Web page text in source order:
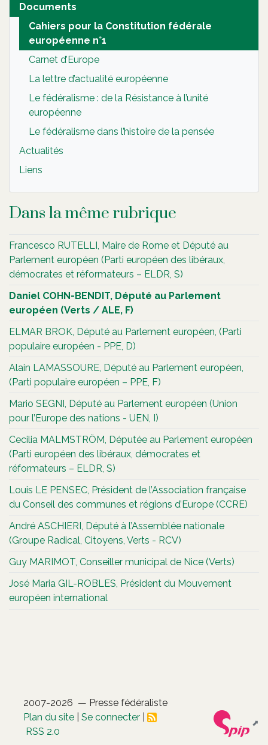
Documents
Cahiers pour la Constitution fédérale
européenne n°1
Carnet d’Europe
La lettre d’actualité européenne
Le fédéralisme : de la Résistance à l’unité
européenne
Le fédéralisme dans l’histoire de la pensée
Actualités
Liens
Dans la même rubrique
Francesco RUTELLI, Maire de Rome et Député au
Parlement européen (Parti européen des libéraux,
démocrates et réformateurs – ELDR, S)
Daniel COHN-BENDIT, Député au Parlement
européen (Verts / ALE, F)
ELMAR BROK, Député au Parlement européen, (Parti
populaire européen - PPE, D)
Alain LAMASSOURE, Député au Parlement européen,
(Parti populaire européen – PPE, F)
Mario SEGNI, Député au Parlement européen (Union
pour l’Europe des nations - UEN, I)
Cecilia MALMSTRÖM, Députée au Parlement européen
(Parti européen des libéraux, démocrates et
réformateurs – ELDR, S)
Louis LE PENSEC, Président de l’Association française
du Conseil des communes et régions d’Europe (CCRE)
André ASCHIERI, Député à l’Assemblée nationale
(Groupe Radical, Citoyens, Verts - RCV)
Guy MARIMOT, Conseiller municipal de Nice (Verts)
José Maria GIL-ROBLES, Président du Mouvement
européen international
2007-2026 — Presse fédéraliste
Plan du site
Se connecter
RSS 2.0